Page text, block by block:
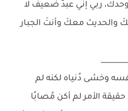
ربي إني عبدٌ ضعيف لا
والحديث معكَ وأنتَ الجبار
وخشى دُنياه لكنه لم
الأمر لم أكن مُصابًا